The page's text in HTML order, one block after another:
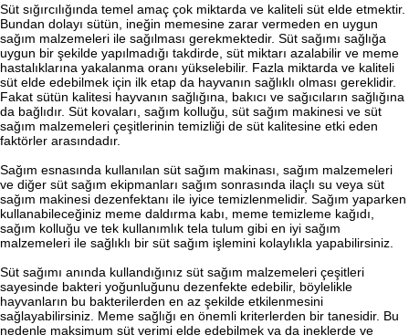
Süt sığırcılığında temel amaç çok miktarda ve kaliteli süt elde etmektir.
Bundan dolayı sütün, ineğin memesine zarar vermeden en uygun
sağım malzemeleri ile sağılması gerekmektedir. Süt sağımı sağlığa
uygun bir şekilde yapılmadığı takdirde, süt miktarı azalabilir ve meme
hastalıklarına yakalanma oranı yükselebilir. Fazla miktarda ve kaliteli
süt elde edebilmek için ilk etap da hayvanın sağlıklı olması gereklidir.
Fakat sütün kalitesi hayvanın sağlığına, bakıcı ve sağıcıların sağlığına
da bağlıdır. Süt kovaları, sağım kolluğu, süt sağım makinesi ve süt
sağım malzemeleri çeşitlerinin temizliği de süt kalitesine etki eden
faktörler arasındadır.
Sağım esnasında kullanılan süt sağım makinası, sağım malzemeleri
ve diğer süt sağım ekipmanları sağım sonrasında ilaçlı su veya süt
sağım makinesi dezenfektanı ile iyice temizlenmelidir. Sağım yaparken
kullanabileceğiniz meme daldırma kabı, meme temizleme kağıdı,
sağım kolluğu ve tek kullanımlık tela tulum gibi en iyi sağım
malzemeleri ile sağlıklı bir süt sağım işlemini kolaylıkla yapabilirsiniz.
Süt sağımı anında kullandığınız süt sağım malzemeleri çeşitleri
sayesinde bakteri yoğunluğunu dezenfekte edebilir, böylelikle
hayvanların bu bakterilerden en az şekilde etkilenmesini
sağlayabilirsiniz. Meme sağlığı en önemli kriterlerden bir tanesidir. Bu
nedenle maksimum süt verimi elde edebilmek ya da ineklerde ve